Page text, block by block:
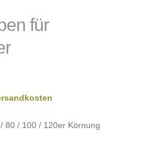
für
80 / 100 / 120er Körnung